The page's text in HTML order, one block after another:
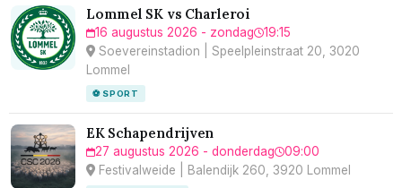
Lommel SK vs Charleroi
16 augustus 2026 - zondag
19:15
Soevereinstadion | Speelpleinstraat 20, 3020
Lommel
⚽ SPORT
EK Schapendrijven
27 augustus 2026 - donderdag
09:00
Festivalweide | Balendijk 260, 3920 Lommel